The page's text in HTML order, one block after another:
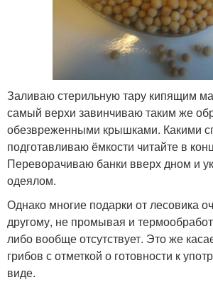
Заливаю стерильную тару кипящим
самый верхи завинчиваю таким же
обезвреженными крышками. Какими
подготавливаю ёмкости читайте в
Переворачиваю банки вверх дном и
одеялом.
Однако многие подарки от лесовика
другому, не промывая и
либо вообще отсутствует. Это же
грибов с отметкой о готовности к
виде.